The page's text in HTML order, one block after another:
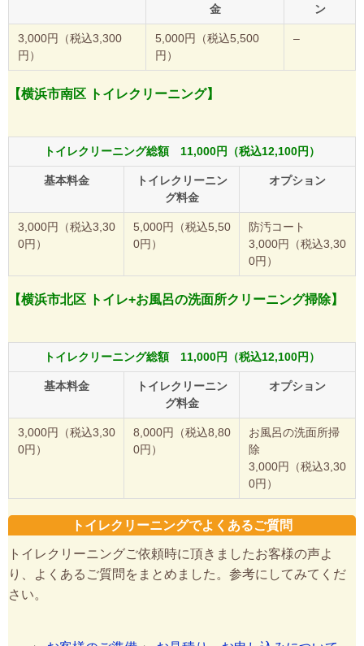
金
ン
3,000円（税込3,300
円）
5,000円（税込5,500
円）
–
【横浜市南区 トイレクリーニング】
トイレクリーニング総額 11,000円（税込12,100円）
基本料金
トイレクリーニン
グ料金
オプション
3,000円（税込3,30
0円）
5,000円（税込5,50
0円）
防汚コート
3,000円（税込3,30
0円）
【横浜市北区 トイレ+お風呂の洗面所クリーニング掃除】
トイレクリーニング総額 11,000円（税込12,100円）
基本料金
トイレクリーニン
グ料金
オプション
3,000円（税込3,30
0円）
8,000円（税込8,80
0円）
お風呂の洗面所掃
除
3,000円（税込3,30
0円）
トイレクリーニングでよくあるご質問
トイレクリーニングご依頼時に頂きましたお客様の声よ
り、よくあるご質問をまとめました。参考にしてみてくだ
さい。